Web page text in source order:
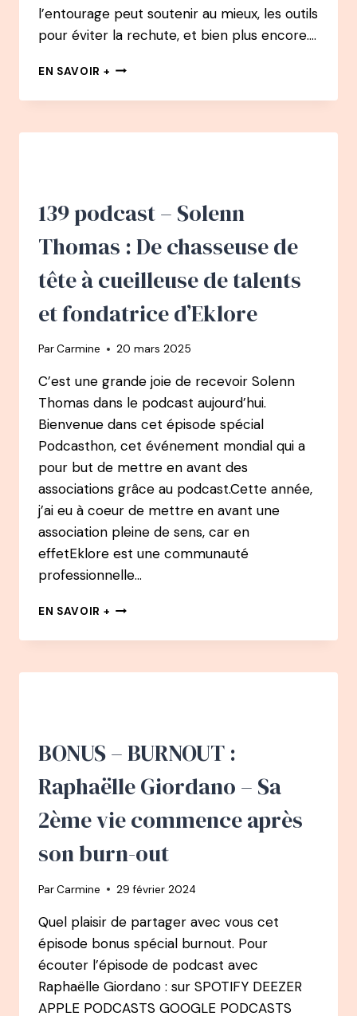
l’entourage peut soutenir au mieux, les outils
pour éviter la rechute, et bien plus encore….
EN SAVOIR + 146
–
OUT
MARINE
139 podcast – Solenn
Thomas : De chasseuse de
tête à cueilleuse de talents
et fondatrice d’Eklore
ParCarmine 20 mars 2025
C’est une grande joie de recevoir Solenn
Thomas dans le podcast aujourd’hui.
Bienvenue dans cet épisode spécial
Podcasthon, cet événement mondial qui a
pour but de mettre en avant des
associations grâce au podcast.Cette année,
j’ai eu à coeur de mettre en avant une
association pleine de sens, car en
effetEklore est une communauté
professionnelle…
EN SAVOIR + 139
–
THOMAS
TÊTE
À
CUEILLEUSE
TALENTS
FONDATRICE
BONUS – BURNOUT :
Raphaëlle Giordano – Sa
2ème vie commence après
son burn-out
ParCarmine 29 février 2024
Quel plaisir de partager avec vous cet
épisode bonus spécial burnout. Pour
écouter l’épisode de podcast avec
Raphaëlle Giordano : sur SPOTIFY DEEZER
APPLE PODCASTS GOOGLE PODCASTS